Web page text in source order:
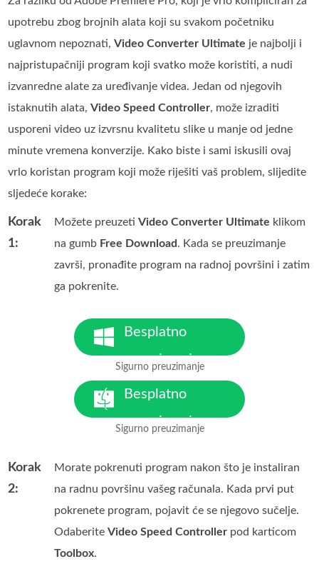
upotrebu zbog brojnih alata koji su svakom početniku
uglavnom nepoznati,Video Converter Ultimate je najbolji i
najpristupačniji program koji svatko može koristiti, a nudi
izvanredne alate za uređivanje videa. Jedan od njegovih
istaknutih alata,Video Speed Controller, može izraditi
usporeni video uz izvrsnu kvalitetu slike u manje od jedne
minute vremena konverzije. Kako biste i sami iskusili ovaj
vrlo koristan program koji može riješiti vaš problem, slijedite
sljedeće korake:
Korak
1:
Možete preuzetiVideo Converter Ultimate klikom
na gumb Free Download. Kada se preuzimanje
završi, pronađite program na radnoj površini i zatim
ga pokrenite.
Besplatno
preuzimanje
Za Windows 7 ili noviji
Sigurno preuzimanje
Besplatno
preuzimanje
Za MacOS 10.7 ili noviji
Sigurno preuzimanje
Korak
2:
Morate pokrenuti program nakon što je instaliran
na radnu površinu vašeg računala. Kada prvi put
pokrenete program, pojavit će se njegovo sučelje.
OdaberiteVideo Speed Controller pod karticom
Toolbox.